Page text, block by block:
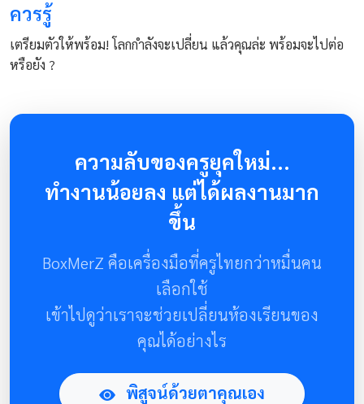
ควรรู้
เตรียมตัวให้พร้อม! โลกกำลังจะเปลี่ยน แล้วคุณล่ะ พร้อมจะไปต่อ
หรือยัง ?
ความลับของครูยุคใหม่...
ทำงานน้อยลง แต่ได้ผลงานมาก
ขึ้น
BoxMerZ คือเครื่องมือที่ครูไทยกว่าหมื่นคน
เลือกใช้
เข้าไปดูว่าเราจะช่วยเปลี่ยนห้องเรียนของ
คุณได้อย่างไร
พิสูจน์ด้วยตาคุณเอง